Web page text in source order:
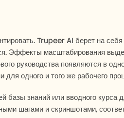
Trupeer AI берет на
Эффекты масштабирования
руководства появляются в
одного и того же рабочего
базы знаний или вводного курса
шагами и скриншотами,